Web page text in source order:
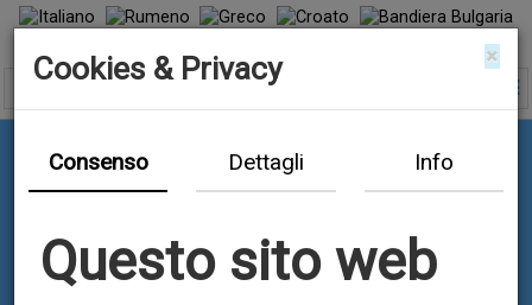
×
Cookies & Privacy
Consenso Dettagli Info
Questo sito web